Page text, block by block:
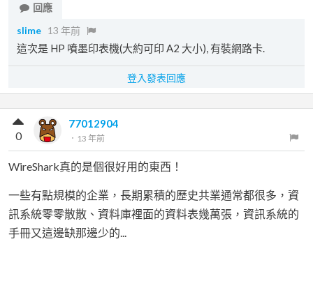
回應
slime 13 年前
這次是 HP 噴墨印表機(大約可印 A2 大小), 有裝網路卡.
登入發表回應
77012904
． 13 年前
0
WireShark真的是個很好用的東西！
一些有點規模的企業，長期累積的歷史共業通常都很多，資
訊系統零零散散、資料庫裡面的資料表幾萬張，資訊系統的
手冊又這邊缺那邊少的...